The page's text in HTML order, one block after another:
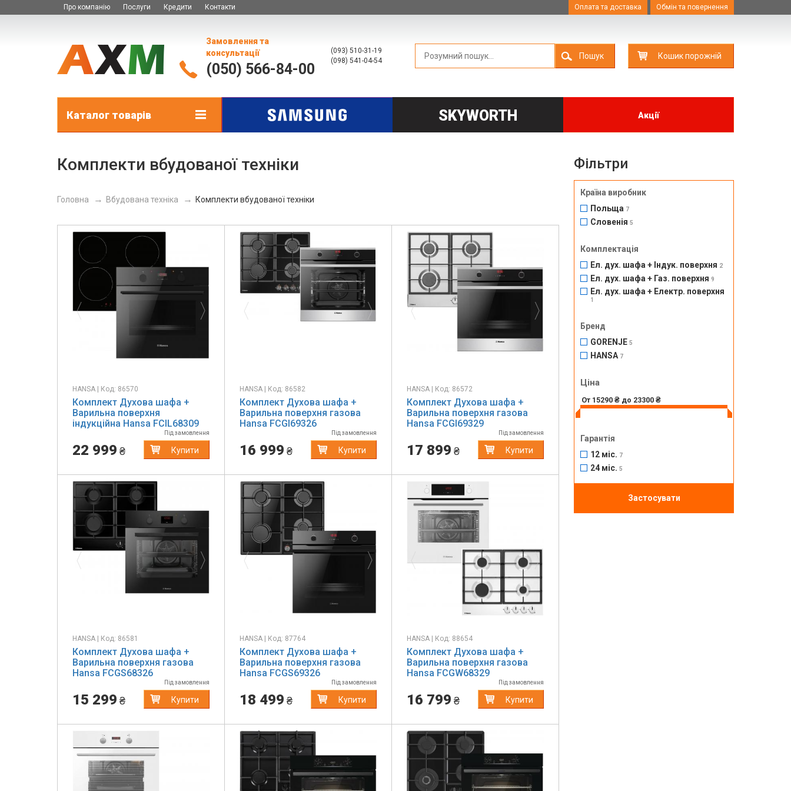
Про компанію Послуги Кредити Контакти Оплата та доставка Обмін та повернення
Замовлення та
консультації
(050) 566-84-00
(093) 510-31-19
(098) 541-04-54
Пошук Кошик порожній
SKYWORTH Акції
Каталог товарів
Комплекти вбудованої техніки
Головна Вбудована техніка Комплекти вбудованої техніки
Previous
HANSA | Код: 86570
Комплект Духова шафа +
Варильна поверхня
індукційна Hansa FCIL68309
Під замовлення
22 999 ₴ Купити
Previous Next
HANSA | Код: 86582
Комплект Духова шафа +
Варильна поверхня газова
Hansa FCGI69326
Під замовлення
16 999 ₴ Купити
Previous Next
HANSA | Код: 86572
Комплект Духова шафа +
Варильна поверхня газова
Hansa FCGI69329
Під замовлення
17 899 ₴ Купити
Previous Next
HANSA | Код: 86581
Комплект Духова шафа +
Варильна поверхня газова
Hansa FCGS68326
Під замовлення
15 299 ₴ Купити
Previous Next
HANSA | Код: 87764
Комплект Духова шафа +
Варильна поверхня газова
Hansa FCGS69326
Під замовлення
18 499 ₴ Купити
Previous
HANSA | Код: 88654
Комплект Духова шафа +
Варильна поверхня газова
Hansa FCGW68329
Під замовлення
16 799 ₴ Купити
Previous Previous Next
Фільтри
Країна виробник
Польща 7
Словенія5
Комплектація
Ел. дух. шафа + Індук. поверхня 2
Ел. дух. шафа + Газ. поверхня9
Ел. дух. шафа + Електр. поверхня
1
Бренд
GORENJE5
HANSA 7
Ціна
Гарантія
12 міс. 7
24 міс.5
Застосувати